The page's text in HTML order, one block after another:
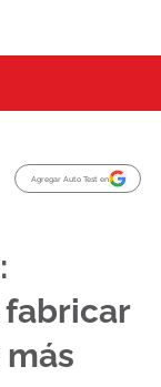
Agregar Auto Test en